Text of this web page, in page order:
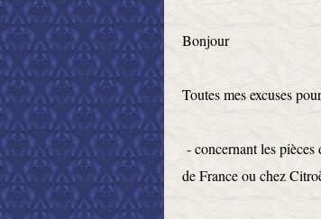
Bonjour
Toutes mes excuses
- concernant les
de France ou chez